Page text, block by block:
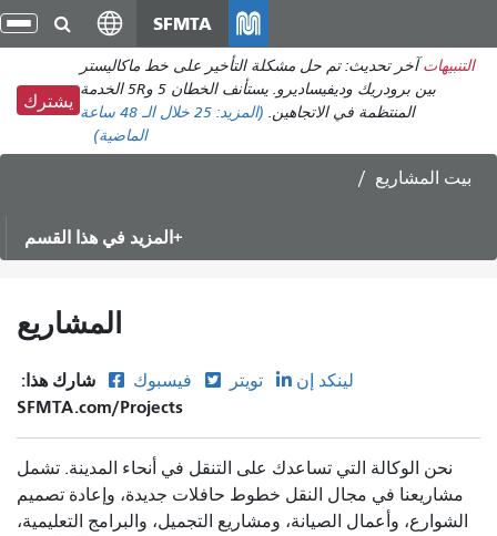
انتقل
إلى
المحتوى
الرئيسي
SFMTA
تبديل
آخر تحديث: تم حل مشكلة التأخير على خط ماكاليستر
بين برودريك وديفيساديرو. يستأنف الخطان 5 و5R الخدمة
المنتظمة في الاتجاهين.(المزيد:25
خلال الـ 48 ساعة
الماضية)
يشترك
المشاريع
المزيد في هذا القسم
المشاريع
شارك هذا: فيسبوك تويتر لينكد إن
SFMTA.com/Projects
نحن الوكالة التي تساعدك على التنقل في أنحاء المدينة. تشمل
في مجال النقل خطوط حافلات جديدة، وإعادة تصميم
وأعمال الصيانة، ومشاريع التجميل، والبرامج التعليمية،